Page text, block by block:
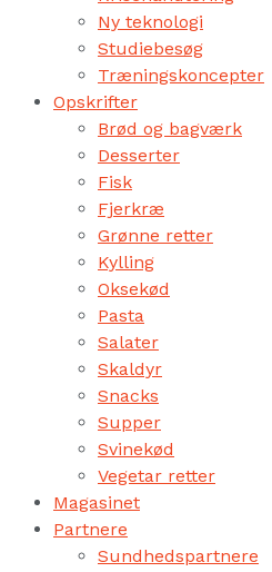
Ny teknologi
Studiebesøg
Træningskoncepter
Opskrifter
Brød og bagværk
Desserter
Fisk
Fjerkræ
Grønne retter
Kylling
Oksekød
Pasta
Salater
Skaldyr
Snacks
Supper
Svinekød
Vegetar retter
Magasinet
Partnere
Sundhedspartnere